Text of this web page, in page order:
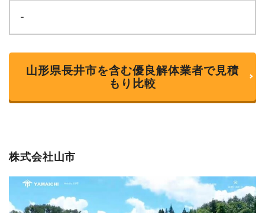
-
山形県長井市を含む優良解体業者で見積
もり比較
株式会社山市